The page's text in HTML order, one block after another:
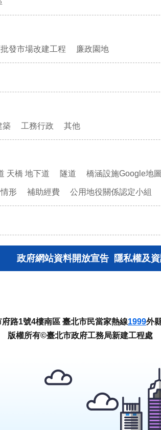
發市場改建工程 廉政園地
築 工務行政 其他
天橋 地下道 隧道 橋涵設施Google地圖
形 補助經費 公用地役關係認定小組
政府網站資料開放宣告 隱私權及
路1號4樓南區 臺北市民當家熱線1999外
版權所有©臺北市政府工務局新建工程處